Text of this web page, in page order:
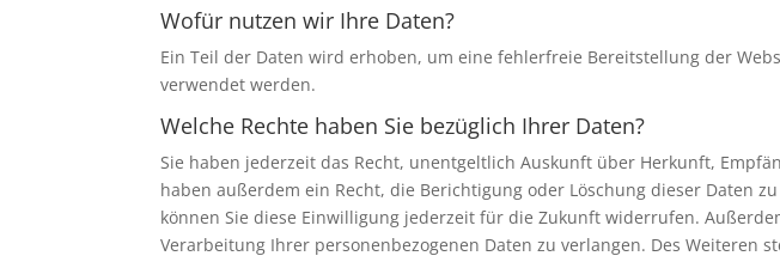
Wofür nutzen wir Ihre Daten?
Ein Teil der Daten wird erhoben, um eine fehlerfreie Bereitstellung der
verwendet werden.
Welche Rechte haben Sie bezüglich Ihrer Daten?
Sie haben jederzeit das Recht, unentgeltlich Auskunft über Herkunft,
haben außerdem ein Recht, die Berichtigung oder Löschung dieser Daten
können Sie diese Einwilligung jederzeit für die Zukunft widerrufen.
Verarbeitung Ihrer personenbezogenen Daten zu verlangen. Des